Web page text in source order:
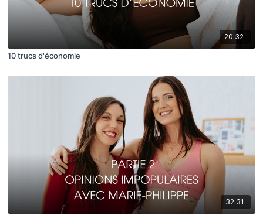
20:32
10 trucs d'économie
32:31